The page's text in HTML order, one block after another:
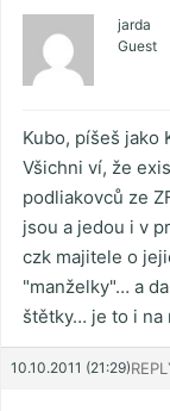
jarda
Guest
Kubo, píšeš jako
Všichni ví, že
podliakovců ze
jsou a jedou i v
czk majitele o
"manželky"… a
štětky… je to i na
10.10.2011 (21:29)